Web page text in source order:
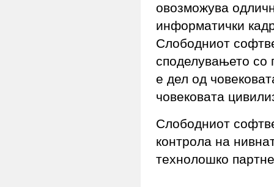
овозможува
информатички
Слободниот
споделувањето со
е дел од
човековата
Слободниот
контрола на
технолошко